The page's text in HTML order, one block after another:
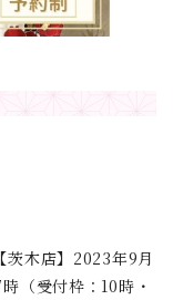
茨木店】2023年9月
（受付枠：10時・